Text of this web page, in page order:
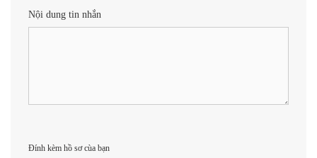
Nội dung tin nhắn
Đính kèm hồ sơ cùa bạn